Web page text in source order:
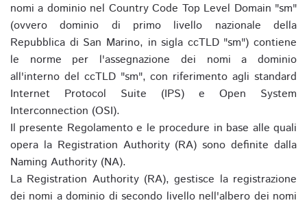
nomi a dominio nel Country Code Top Level Domain "sm"
(ovvero dominio di primo livello nazionale della
Repubblica di San Marino, in sigla ccTLD "sm") contiene
le norme per l'assegnazione dei nomi a dominio
all'interno del ccTLD "sm", con riferimento agli standard
Internet Protocol Suite (IPS) e Open System
Interconnection (OSI).
Il presente Regolamento e le procedure in base alle quali
opera la Registration Authority (RA) sono definite dalla
Naming Authority (NA).
La Registration Authority (RA), gestisce la registrazione
dei nomi a dominio di secondo livello nell'albero dei nomi